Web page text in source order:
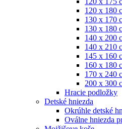
120 x 180
130 x 170
130 x 180
140 x 200
140 x 210
145 x 160
160 x 180
170 x 240
200 x 300
Hracie podložky
Detské hniezda
Okrúhle detské
Oválne hniezda